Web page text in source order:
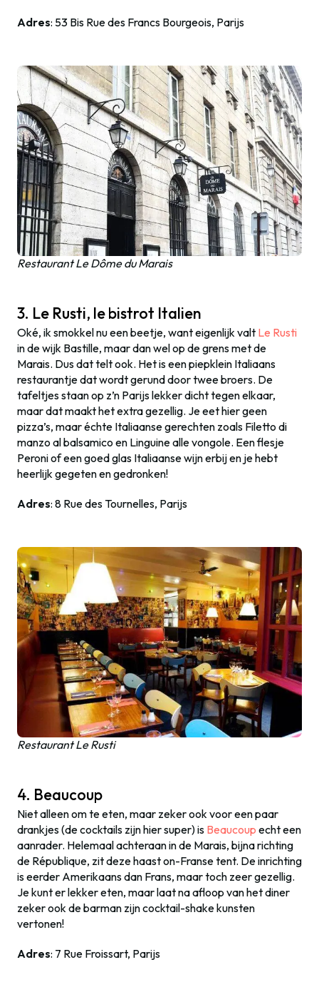
Adres: 53 Bis Rue des Francs Bourgeois, Parijs
Restaurant Le Dôme du Marais
3. Le Rusti, le bistrot Italien
Oké, ik smokkel nu een beetje, want eigenlijk valt Le Rusti
in de wijk Bastille, maar dan wel op de grens met de
Marais. Dus dat telt ook. Het is een piepklein Italiaans
restaurantje dat wordt gerund door twee broers. De
tafeltjes staan op z’n Parijs lekker dicht tegen elkaar,
maar dat maakt het extra gezellig. Je eet hier geen
pizza’s, maar échte Italiaanse gerechten zoals Filetto di
manzo al balsamico en Linguine alle vongole. Een flesje
Peroni of een goed glas Italiaanse wijn erbij en je hebt
heerlijk gegeten en gedronken!
Adres: 8 Rue des Tournelles, Parijs
Restaurant Le Rusti
4. Beaucoup
Niet alleen om te eten, maar zeker ook voor een paar
drankjes (de cocktails zijn hier super) is Beaucoup echt een
aanrader. Helemaal achteraan in de Marais, bijna richting
de République, zit deze haast on-Franse tent. De inrichting
is eerder Amerikaans dan Frans, maar toch zeer gezellig.
Je kunt er lekker eten, maar laat na afloop van het diner
zeker ook de barman zijn cocktail-shake kunsten
vertonen!
Adres: 7 Rue Froissart, Parijs